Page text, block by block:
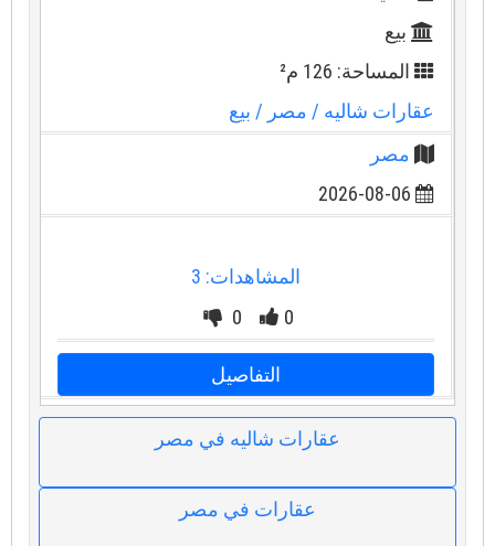
بيع
المساحة: 126 م²
عقارات شاليه/ مصر / بيع
مصر
2026-08-06
المشاهدات: 3
0
0
التفاصيل
عقارات شاليه في مصر
عقارات في مصر